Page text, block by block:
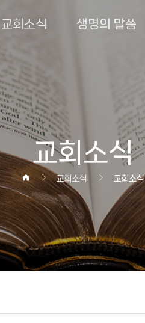
교회소식 생명의 말씀
교회소식
교회소식 교회소식